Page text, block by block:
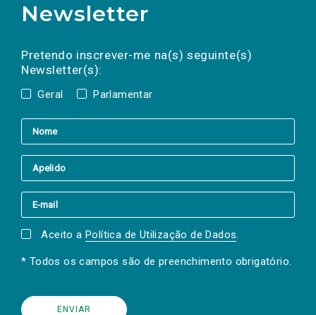
Newsletter
Pretendo inscrever-me na(s) seguinte(s)
Newsletter(s):
Geral Parlamentar
a(s) newsletter(s).
mail
Aceito a Política de Utilização de Dados.
* Todos os campos são de preenchimento obrigatório.